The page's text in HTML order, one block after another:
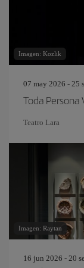
Imagen: Kozlik
07 may 2026 - 25
Toda
Teatro Lara
Imagen: Raytan
16 jun 2026 - 20